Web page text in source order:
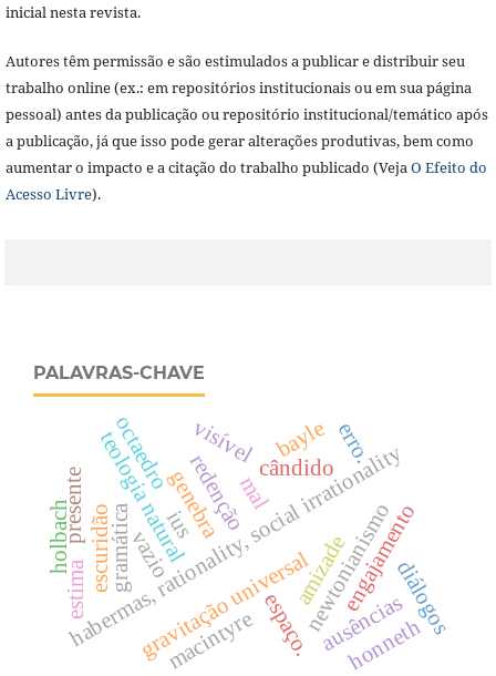
inicial nesta revista.
Autores têm permissão e são estimulados a publicar e distribuir seu
trabalho online (ex.: em repositórios institucionais ou em sua página
pessoal) antes da publicação ou repositório institucional/temático após
a publicação, já que isso pode gerar alterações produtivas, bem como
aumentar o impacto e a citação do trabalho publicado (VejaO Efeito do
Acesso Livre).
PALAVRAS-CHAVE
habermas, rationality, social irrationality
mal
teologia natural
gravitação universal
espaço.
vazio newtonianismo
cândido
engajamento
erro.
redenção
bayle
genebra
diálogos
gramática
octaedro visível
ausências
escuridão
presente
holbach
macintyre
ius
estima amizade
honneth